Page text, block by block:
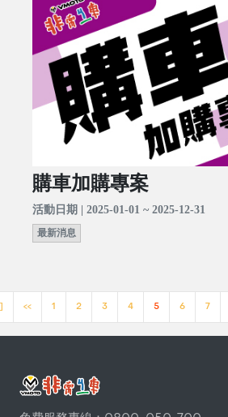
購車加購專案
活動日期 | 2025-01-01 ~ 2025-12-31
最新消息
<< 1 2 3 4 5 6 7